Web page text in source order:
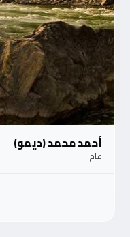
أحمد محمد (ديمو)
عام